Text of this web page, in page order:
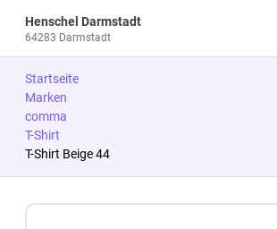
Henschel Darmstadt
64283 Darmstadt
Startseite
Marken
comma
T-Shirt
T-Shirt Beige 44